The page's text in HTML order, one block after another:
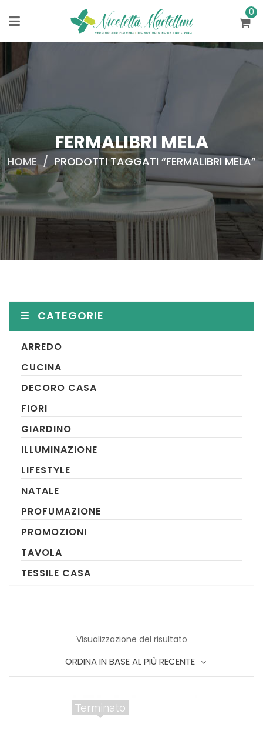
0
FERMALIBRI MELA
HOME / PRODOTTI TAGGATI “FERMALIBRI MELA”
CATEGORIE
ARREDO
CUCINA
DECORO CASA
FIORI
GIARDINO
ILLUMINAZIONE
LIFESTYLE
NATALE
PROFUMAZIONE
PROMOZIONI
TAVOLA
TESSILE CASA
Visualizzazione del risultato
ORDINA IN BASE AL PIÙ RECENTE
Terminato